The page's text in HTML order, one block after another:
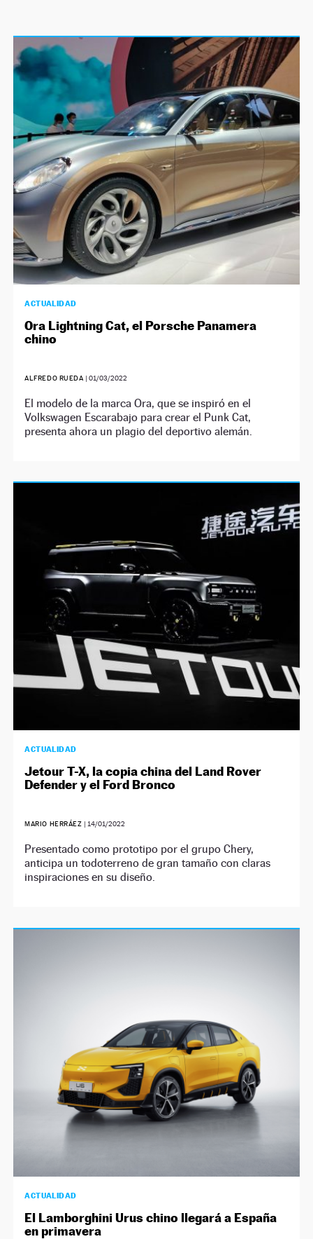
ACTUALIDAD
Ora Lightning Cat, el Porsche Panamera
chino
ALFREDO RUEDA | 01/03/2022
El modelo de la marca Ora, que se inspiró en el
Volkswagen Escarabajo para crear el Punk Cat,
presenta ahora un plagio del deportivo alemán.
ACTUALIDAD
Jetour T-X, la copia china del Land Rover
Defender y el Ford Bronco
MARIO HERRÁEZ | 14/01/2022
Presentado como prototipo por el grupo Chery,
anticipa un todoterreno de gran tamaño con claras
inspiraciones en su diseño.
ACTUALIDAD
El Lamborghini Urus chino llegará a España
en primavera